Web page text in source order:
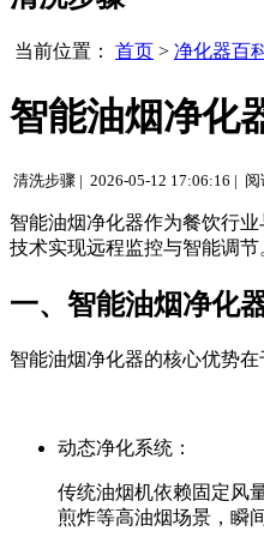
当前位置： 首页 > 净化器百
智能油烟净化
清洗步骤 | 2026-05-12 17:06:16 | 阅
智能油烟净化器作为餐饮行
技术实现远程监控与智能调
一、智能油烟净化
智能油烟净化器的核心优势在
动态净化系统：
传统油烟机依赖固定风
煎炸等高油烟场景，瞬